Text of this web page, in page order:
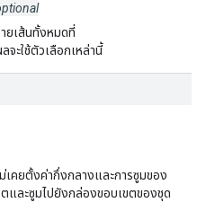
ยเส้นทั้งหมดที่
จะใช้ตัวเลือกเหล่านี้
เคยตั้งค่ากึ่งกลางและการซูมของ
และซูมไปยังกล่องขอบเขตของชุด